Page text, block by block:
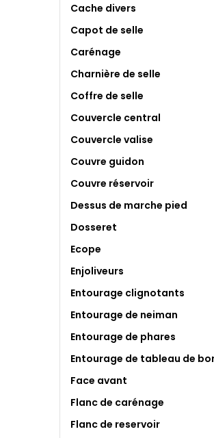
Cache divers
Capot de selle
Carénage
Charnière de selle
Coffre de selle
Couvercle central
Couvercle valise
Couvre guidon
Couvre réservoir
Dessus de marche pied
Dosseret
Ecope
Enjoliveurs
Entourage clignotants
Entourage de neiman
Entourage de phares
Entourage de tableau de
Face avant
Flanc de carénage
Flanc de reservoir